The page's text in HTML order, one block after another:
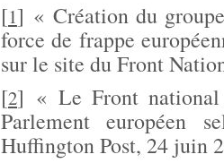
[1] « Création du
force de frappe
sur le site du Front
[2] « Le Front
Parlement européen
Huffington Post, 24 juin